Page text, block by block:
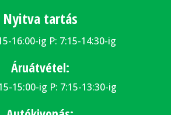
Nyitva tartás
16:00-ig P: 7:15-14:30-ig
Áruátvétel:
15:00-ig P: 7:15-13:30-ig